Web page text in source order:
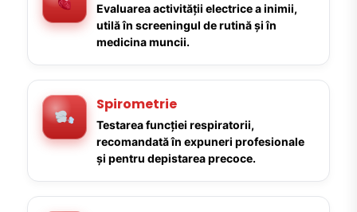
Evaluarea activității electrice a inimii,
utilă în screeningul de rutină și în
medicina muncii.
Spirometrie
Testarea funcției respiratorii,
recomandată în expuneri profesionale
și pentru depistarea precoce.